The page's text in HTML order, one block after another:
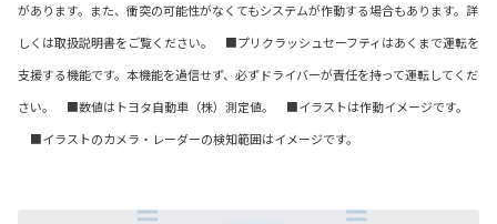
があります。また、衝突の可能性がなくてもシステムが作動する場合もあります。詳
しくは取扱説明書をご覧ください。 ■プリクラッシュセーフティはあくまで運転を
支援する機能です。本機能を過信せず、必ずドライバーが責任を持って運転してくだ
さい。 ■数値はトヨタ自動車（株）測定値。 ■イラストは作動イメージです。
■イラストのカメラ・レーダーの検知範囲はイメージです。